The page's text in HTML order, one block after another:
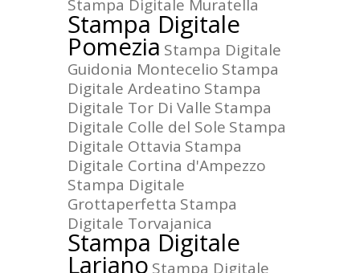
Stampa Digitale Muratella
Stampa Digitale
Pomezia Stampa Digitale
Guidonia Montecelio Stampa
Digitale Ardeatino Stampa
Digitale Tor Di Valle Stampa
Digitale Colle del Sole Stampa
Digitale Ottavia Stampa
Digitale Cortina d'Ampezzo
Stampa Digitale
Grottaperfetta Stampa
Digitale Torvajanica
Stampa Digitale
Lariano Stampa Digitale